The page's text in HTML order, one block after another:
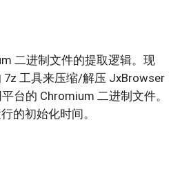
二进制文件的提取逻辑。现
7z 工具来压缩/解压 JxBrowser
台的 Chromium 二进制文件。
的初始化时间。